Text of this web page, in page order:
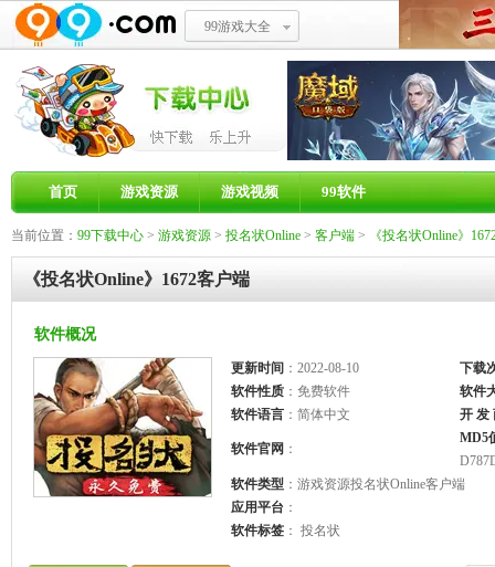
99游戏大全
首页 游戏资源 游戏视频 99软件
当前位置： 99下载中心 > 游戏资源 > 投名状Online > 客户端 > 《投名状Online》
《投名状Online》1672客户端
软件概况
更新时间 ：2022-08-10
下载
软件性质 ：免费软件
软件
软件语言 ：简体中文 开 发
软件官网 ：
MD5
软件类型 ：游戏资源投名状Online客户端
应用平台 ：
软件标签 ： 投名状